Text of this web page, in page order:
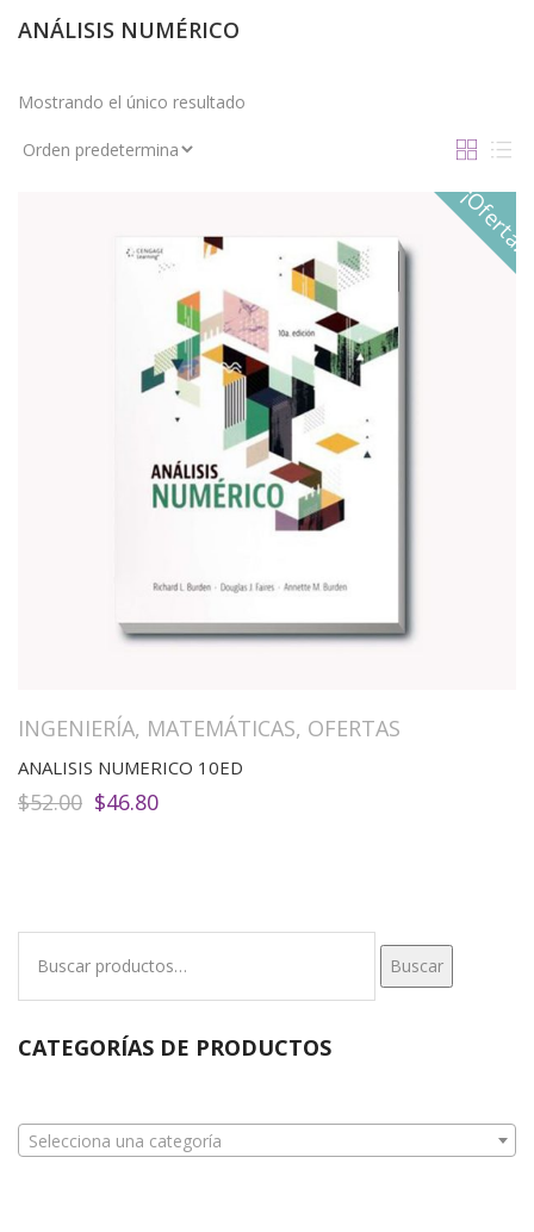
ANÁLISIS NUMÉRICO
Mostrando el único resultado
¡Oferta!
INGENIERÍA, MATEMÁTICAS, OFERTAS
ANALISIS NUMERICO 10ED
$52.00 El
$46.80El
Buscar
CATEGORÍAS DE PRODUCTOS
Selecciona una categoría